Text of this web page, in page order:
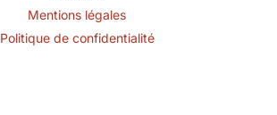
Mentions légales
Politique de confidentialité